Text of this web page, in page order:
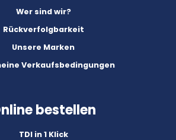
Wer sind wir?
Rückverfolgbarkeit
Unsere Marken
Verkaufsbedingungen
bestellen
TDI in 1 Klick